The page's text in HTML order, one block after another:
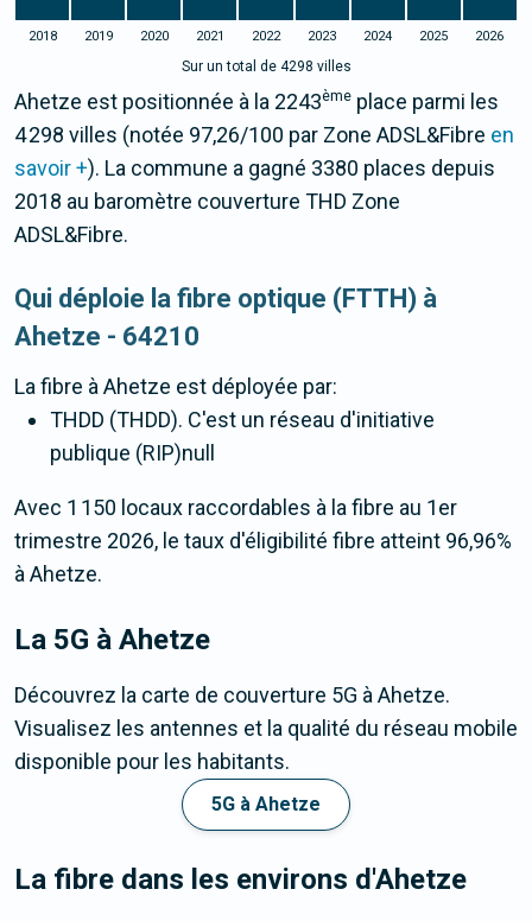
2018 2019 2020 2021 2022 2023 2024 2025 2026
Sur un total de 4298 villes
Ahetze est positionnée à la 2243ème place parmi les
4 298 villes (notée 97,26/100 par Zone ADSL&Fibre en
savoir +). La commune a gagné 3380 places depuis
2018 au baromètre couverture THD Zone
ADSL&Fibre.
Qui déploie la fibre optique (FTTH) à
Ahetze - 64210
La fibre à Ahetze est déployée par:
THDD (THDD). C'est un réseau d'initiative
publique (RIP)null
Avec 1 150 locaux raccordables à la fibre au 1er
trimestre 2026, le taux d'éligibilité fibre atteint 96,96%
à Ahetze.
La 5G à Ahetze
Découvrez la carte de couverture 5G à Ahetze.
Visualisez les antennes et la qualité du réseau mobile
disponible pour les habitants.
5G à Ahetze
La fibre dans les environs d'Ahetze